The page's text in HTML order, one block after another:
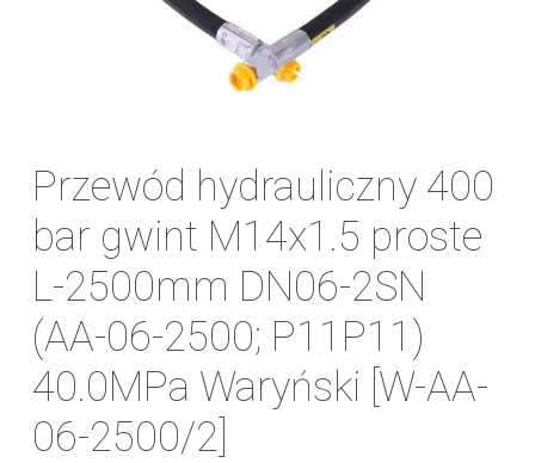
Przewód hydrauliczny 400
bar gwint M14x1.5 proste
L-2500mm DN06-2SN
(AA-06-2500; P11P11)
40.0MPa Waryński [W-AA-
06-2500/2]